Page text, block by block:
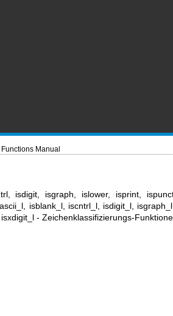
Manual
isdigit, isgraph, islower, isprint,
isblank_l, iscntrl_l, isdigit_l,
- Zeichenklassifizierungs-